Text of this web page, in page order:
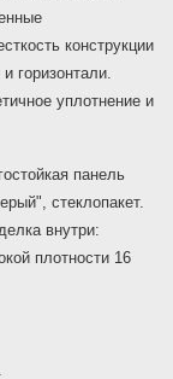
конструкции
горизонтали.
уплотнение и
панель
стеклопакет.
внутри:
плотности 16